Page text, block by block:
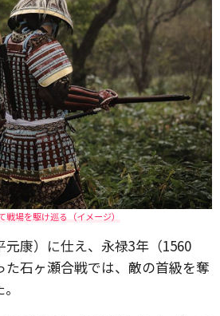
戦場を駆け巡る（イメージ）
康）に仕え、永禄3年（1560
石ヶ瀬合戦では、敵の首級を奪